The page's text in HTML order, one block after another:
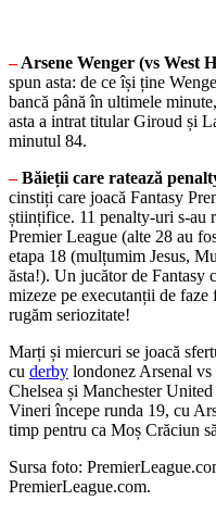
–Arsene Wenger (vs West
spun asta: de ce își ține
bancă până în ultimele
asta a intrat titular Giroud și
minutul 84.
–Băieții care ratează
cinstiți care joacă Fantasy
științifice. 11 penalty-uri s-au
Premier League (alte 28 au
etapa 18 (mulțumim Jesus,
ăsta!). Un jucător de Fantasy
mizeze pe executanții de
rugăm seriozitate!
Marți și miercuri se joacă
cu derby londonez Arsenal
Chelsea și Manchester
Vineri începe runda 19, cu
timp pentru ca Moș Crăciun
Sursa foto:
PremierLeague.com.